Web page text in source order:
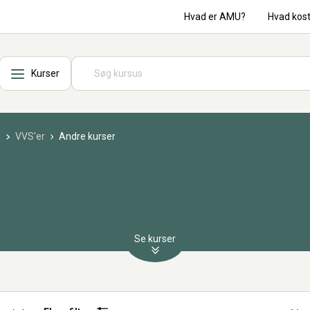
Hvad er AMU? Hvad
Kurser
VVS'er Andre kurser
Se kurser